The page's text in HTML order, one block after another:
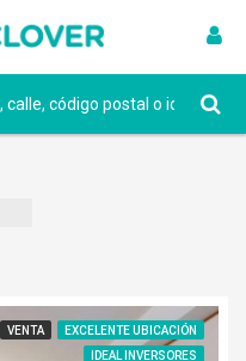
VENTA
EXCELENTE UBICACIÓN
IDEAL INVERSORES